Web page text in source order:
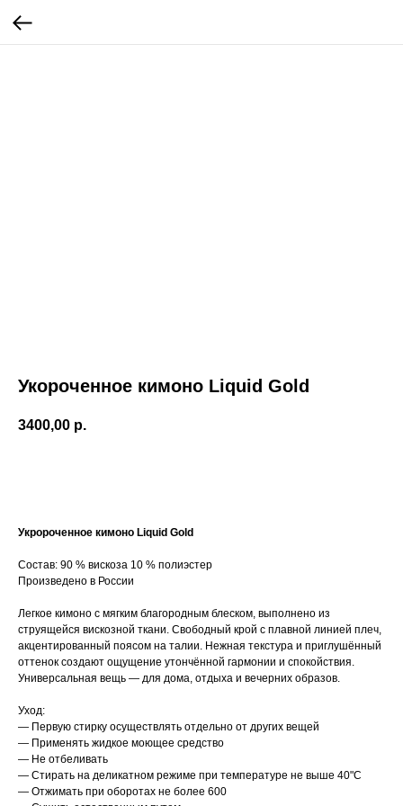
Укороченное кимоно Liquid Gold
3400,00 р.
Укророченное кимоно Liquid Gold
Состав: 90 % вискоза 10 % полиэстер
Произведено в России
Легкое кимоно с мягким благородным блеском, выполнено из
струящейся вискозной ткани. Свободный крой с плавной линией плеч,
акцентированный поясом на талии. Нежная текстура и приглушённый
оттенок создают ощущение утончённой гармонии и спокойствия.
Универсальная вещь — для дома, отдыха и вечерних образов.
Уход:
— Первую стирку осуществлять отдельно от других вещей
— Применять жидкое моющее средство
— Не отбеливать
— Стирать на деликатном режиме при температуре не выше 40"C
— Отжимать при оборотах не более 600